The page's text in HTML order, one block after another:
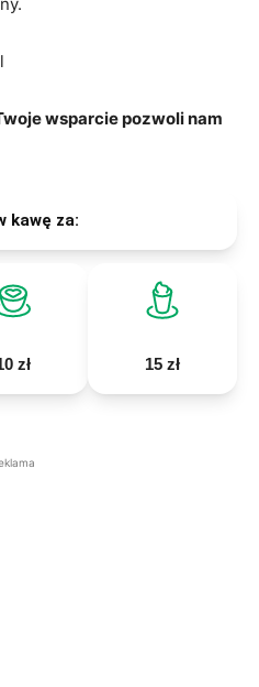
wsparcie pozwoli nam
kawę za:
zł 15 zł